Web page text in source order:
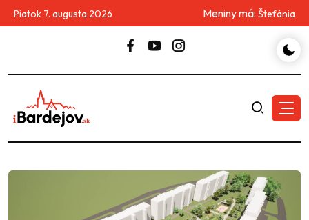
Piatok 7. augusta 2026 Meniny má: Štefánia